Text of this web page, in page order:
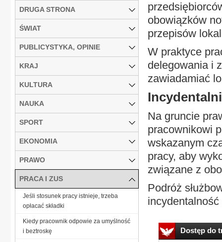
obowiązków
przepisów
W praktyce
delegowania i
zawiadamiać
Na gruncie
pracownikowi
wskazanym
pracy, aby
związane z
Podróż
incydentalność
Dostęp do
DRUGA STRONA
ŚWIAT
PUBLICYSTYKA, OPINIE
KRAJ
KULTURA
NAUKA
SPORT
EKONOMIA
PRAWO
PRACA I ZUS
Jeśli stosunek pracy istnieje, trzeba
opłacać składki
Kiedy pracownik odpowie za umyślność
i beztroskę